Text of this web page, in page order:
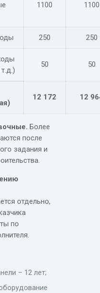
1100 1100
250 250
50 50
12 172 12
Более
после
задания и
отдельно,
по
– 12 лет;